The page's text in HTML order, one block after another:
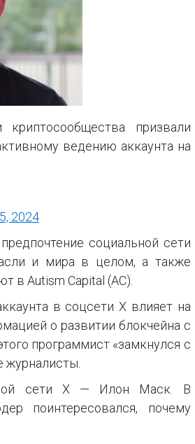
призвали
ведению аккаунта на
2024
социальной сети
и мира в целом, а также
в Autism Capital (AC).
в соцсети X влияет на
о развитии блокчейна с
программист «замкнулся с
журналисты.
сети X — Илон Маск. В
поинтересовался, почему